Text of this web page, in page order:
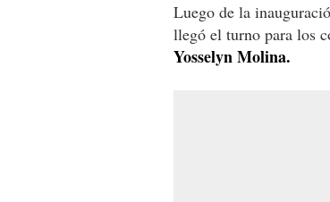
Luego de la
llegó el turno para los
Yosselyn Molina.